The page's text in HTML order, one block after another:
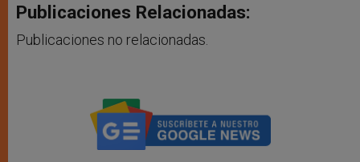
Publicaciones Relacionadas:
Publicaciones no relacionadas.